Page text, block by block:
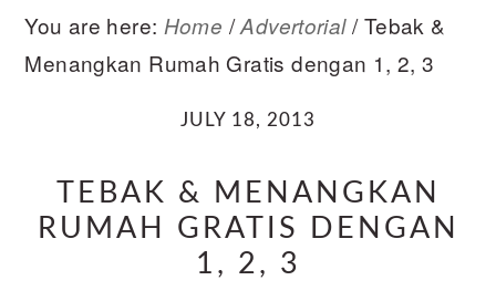
You are here: Home / Advertorial /Tebak &
Menangkan Rumah Gratis dengan 1, 2, 3
JULY 18, 2013
TEBAK & MENANGKAN
RUMAH GRATIS DENGAN
1, 2, 3